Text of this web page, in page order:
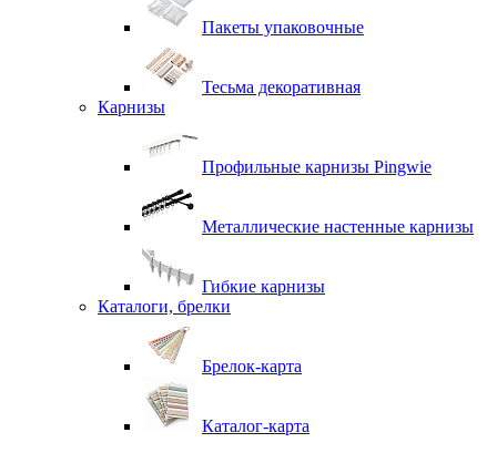
Пакеты упаковочные
Тесьма декоративная
Карнизы
Профильные карнизы Pingwie
Металлические настенные карнизы
Гибкие карнизы
Каталоги, брелки
Брелок-карта
Каталог-карта